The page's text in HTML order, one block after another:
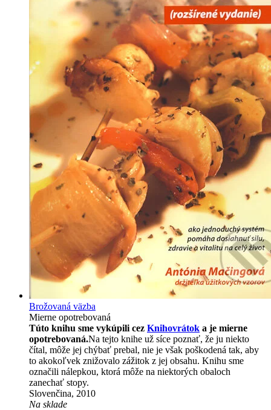
Brožovaná väzba
Mierne opotrebovaná
Túto knihu sme vykúpili cez Knihovrátok a je mierne
opotrebovaná.Na tejto knihe už síce poznať, že ju niekto
čítal, môže jej chýbať prebal, nie je však poškodená tak, aby
to akokoľvek znižovalo zážitok z jej obsahu. Knihu sme
označili nálepkou, ktorá môže na niektorých obaloch
zanechať stopy.
Slovenčina, 2010
Na sklade